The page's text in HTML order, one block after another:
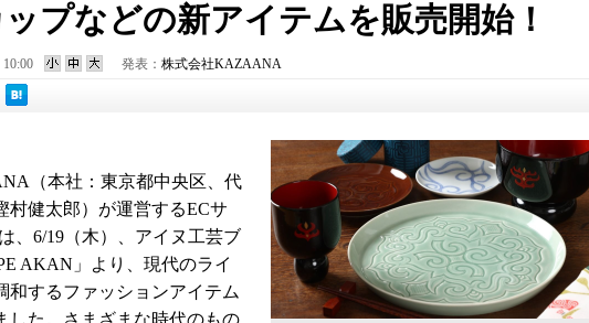
プなどの新アイテムを販売開始！
発表： 株式会社KAZAANA
（本社：東京都中央区、代
村健太郎）が運営するECサ
、6/19（木）、アイヌ工芸ブ
AKAN」より、現代のライ
和するファッションアイテム
した。さまざまな時代のもの